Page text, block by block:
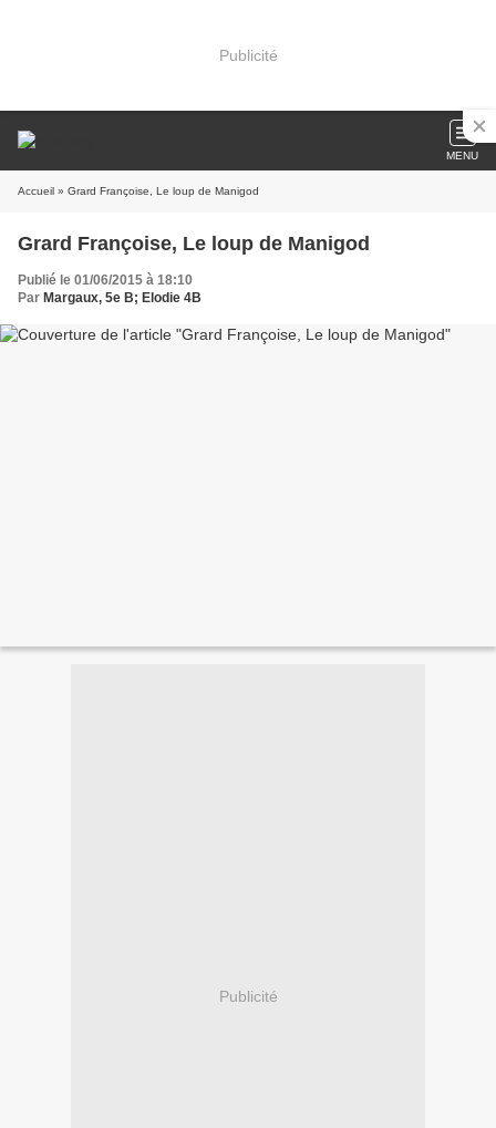
Publicité
MENU
Accueil » Grard Françoise, Le loup de Manigod
Grard Françoise, Le loup de Manigod
Publié le 01/06/2015 à 18:10
Par Margaux, 5e B; Elodie 4B
Publicité